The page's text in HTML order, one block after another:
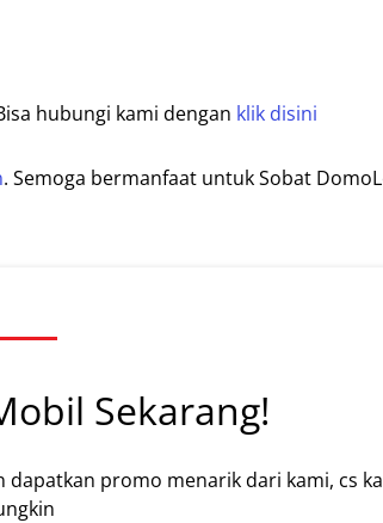
hubungi kami dengan klik disini
. Semoga bermanfaat untuk Sobat
Sekarang!
dapatkan promo menarik dari kami, cs